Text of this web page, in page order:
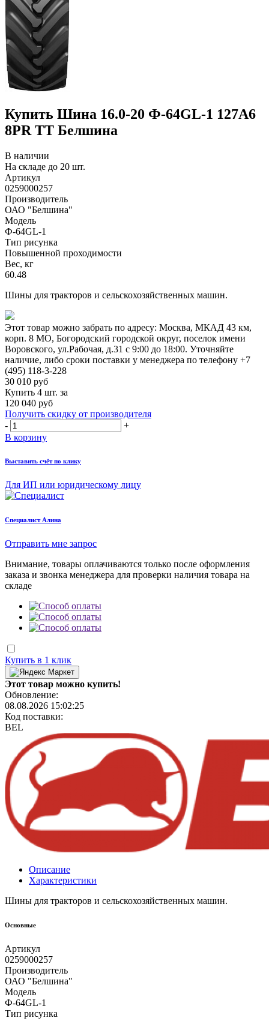
Купить Шина 16.0-20 Ф-64GL-1 127A6
8PR TT Белшина
В наличии
На складе до 20 шт.
Артикул
0259000257
Производитель
ОАО "Белшина"
Модель
Ф-64GL-1
Тип рисунка
Повышенной проходимости
Вес, кг
60.48
Шины для тракторов и сельскохозяйственных машин.
Этот товар можно забрать по адресу: Москва, МКАД 43 км,
корп. 8 МО, Богородский городской округ, поселок имени
Воровского, ул.Рабочая, д.31 с 9:00 до 18:00. Уточняйте
наличие, либо сроки поставки у менеджера по телефону +7
(495) 118-3-228
30 010 руб
Купить 4 шт. за
120 040 руб
Получить скидку от производителя
-
+
В корзину
Выставить счёт по клику
Для ИП или юридическому лицу
Cпециалист Алина
Отправить мне запрос
Внимание, товары оплачиваются только после оформления
заказа и звонка менеджера для проверки наличия товара на
складе
Купить в 1 клик
Этот товар можно купить!
Обновление:
08.08.2026 15:02:25
Код поставки:
BEL
Описание
Характеристики
Шины для тракторов и сельскохозяйственных машин.
Основные
Артикул
0259000257
Производитель
ОАО "Белшина"
Модель
Ф-64GL-1
Тип рисунка